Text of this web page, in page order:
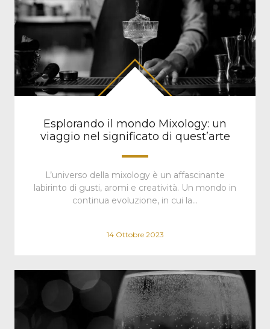
Esplorando il mondo Mixology: un
viaggio nel significato di quest’arte
L’universo della mixology è un affascinante
labirinto di gusti, aromi e creatività. Un mondo in
continua evoluzione, in cui la…
14 Ottobre 2023